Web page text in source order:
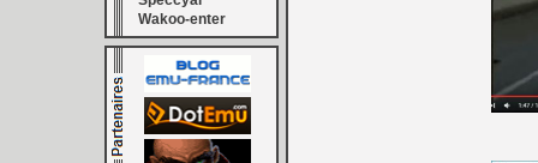
Wakoo-enter